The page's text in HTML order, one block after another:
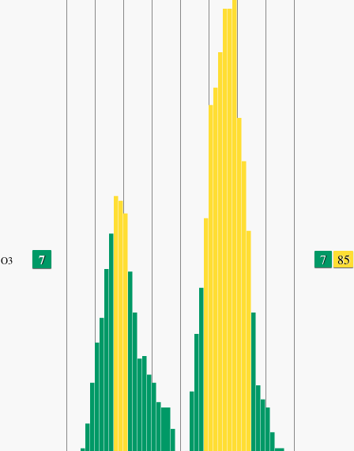
O3 7 7 85